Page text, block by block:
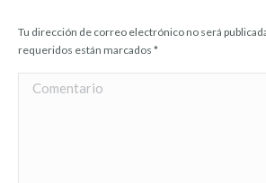
Tu dirección de correo electrónico no será
requeridos están marcados *
Comentario